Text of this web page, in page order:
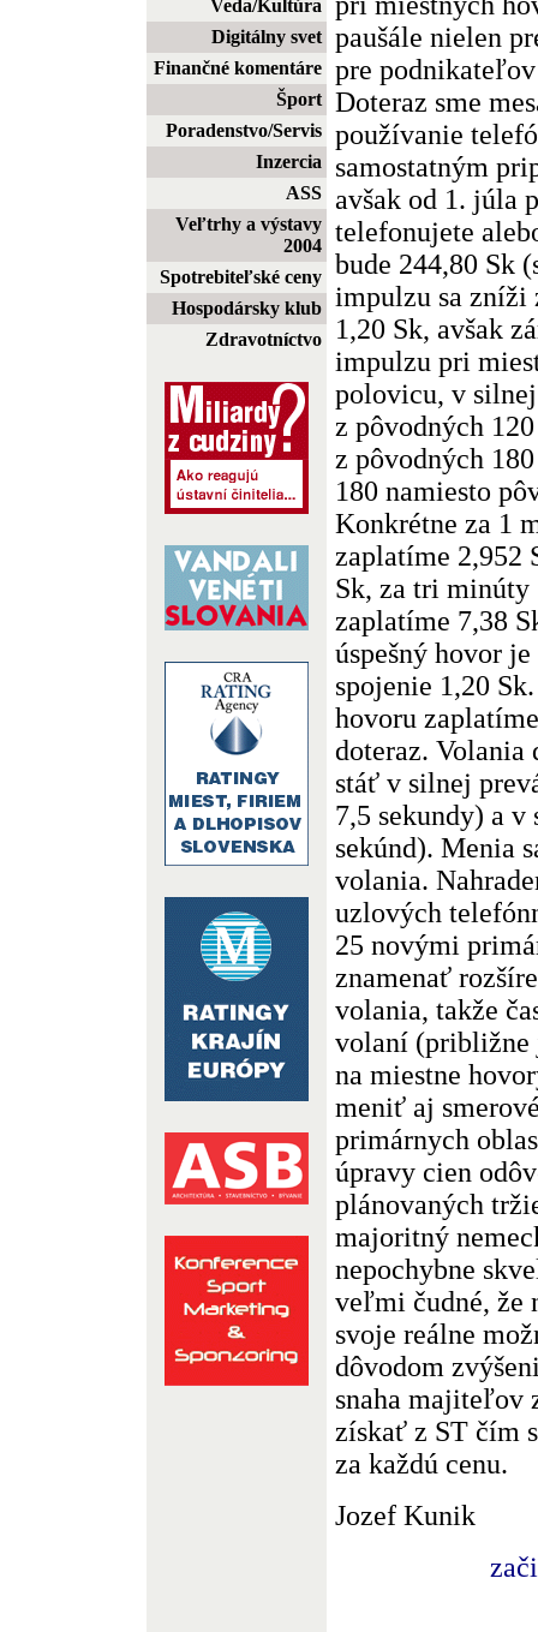
Veda/Kultúra
Digitálny svet
Finančné komentáre
Šport
Poradenstvo/Servis
Inzercia
ASS
Veľtrhy a výstavy
2004
Spotrebiteľské ceny
Hospodársky klub
Zdravotníctvo
paušále nielen
pre
Doteraz sme
používanie
samostatným
avšak od 1. júla
telefonujete
bude 244,80 Sk
impulzu sa zníži
1,20 Sk, avšak
impulzu pri
polovicu, v silnej
z pôvodných
z pôvodných
180 namiesto
Konkrétne za 1
zaplatíme 2,952
Sk, za tri minúty
zaplatíme 7,38
úspešný hovor
spojenie 1,20
hovoru
doteraz. Volania
stáť v silnej
7,5 sekundy) a
sekúnd). Menia
volania.
uzlových
25 novými
znamenať
volania, takže
volaní (približne
na miestne
meniť aj
primárnych
úpravy cien
plánovaných
majoritný
nepochybne
veľmi čudné, že
svoje reálne
dôvodom
snaha majiteľov
získať z ST čím
za každú cenu.
Jozef Kunik